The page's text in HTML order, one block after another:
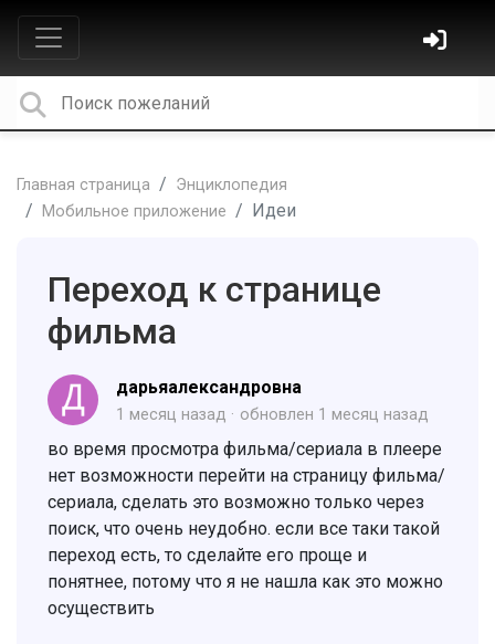
Главная страница
Энциклопедия
Мобильное приложение
Идеи
Переход к странице
фильма
дарьяалександровна
1 месяц назад обновлен 1 месяц назад
во время просмотра фильма/сериала в плеере
нет возможности перейти на страницу фильма/
сериала, сделать это возможно только через
поиск, что очень неудобно. если все таки такой
переход есть, то сделайте его проще и
понятнее, потому что я не нашла как это можно
осуществить